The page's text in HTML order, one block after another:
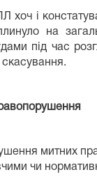
хоч і
на
під час
скасування.
митних
чи